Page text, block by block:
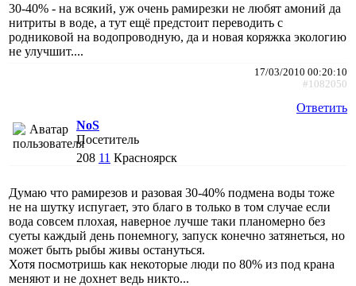
30-40% - на всякий, уж очень рамирезки не любят амоний да
нитриты в воде, а тут ещё предстоит переводить с
родниковой на водопроводную, да и новая коряжка экологию
не улучшит....
17/03/2010 00:20:10
#1082050
Ответить
NoS
Посетитель
208 11 Красноярск
Думаю что рамирезов и разовая 30-40% подмена воды тоже
не на шутку испугает, это благо в только в том случае если
вода совсем плохая, наверное лучше таки планомерно без
суеты каждый день понемногу, запуск конечно затянеться, но
может быть рыбы живы остануться.
Хотя посмотришь как некоторые люди по 80% из под крана
меняют и не дохнет ведь никто...